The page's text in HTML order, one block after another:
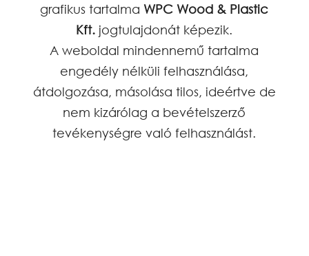
grafikus tartalmaWPC Wood & Plastic
Kft. jogtulajdonát képezik.
A weboldal mindennemű tartalma
engedély nélküli felhasználása,
átdolgozása, másolása tilos, ideértve de
nem kizárólag a bevételszerző
tevékenységre való felhasználást.